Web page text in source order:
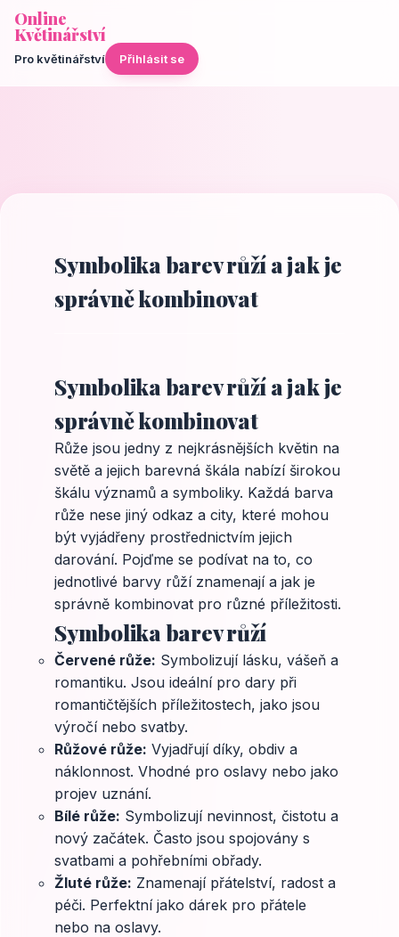
Online
Květinářství
Pro květinářství Přihlásit se
Symbolika barev růží a jak je
správně kombinovat
Symbolika barev růží a jak je
správně kombinovat
Růže jsou jedny z nejkrásnějších květin na
světě a jejich barevná škála nabízí širokou
škálu významů a symboliky. Každá barva
růže nese jiný odkaz a city, které mohou
být vyjádřeny prostřednictvím jejich
darování. Pojďme se podívat na to, co
jednotlivé barvy růží znamenají a jak je
správně kombinovat pro různé příležitosti.
Symbolika barev růží
Červené růže: Symbolizují lásku, vášeň a
romantiku. Jsou ideální pro dary při
romantičtějších příležitostech, jako jsou
výročí nebo svatby.
Růžové růže: Vyjadřují díky, obdiv a
náklonnost. Vhodné pro oslavy nebo jako
projev uznání.
Bílé růže: Symbolizují nevinnost, čistotu a
nový začátek. Často jsou spojovány s
svatbami a pohřebními obřady.
Žluté růže: Znamenají přátelství, radost a
péči. Perfektní jako dárek pro přátele
nebo na oslavy.